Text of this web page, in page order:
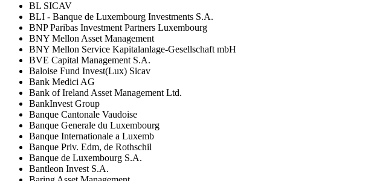
BL SICAV
BLI - Banque de Luxembourg Investments S.A.
BNP Paribas Investment Partners Luxembourg
BNY Mellon Asset Management
BNY Mellon Service Kapitalanlage-Gesellschaft mbH
BVE Capital Management S.A.
Baloise Fund Invest(Lux) Sicav
Bank Medici AG
Bank of Ireland Asset Management Ltd.
BankInvest Group
Banque Cantonale Vaudoise
Banque Generale du Luxembourg
Banque Internationale a Luxemb
Banque Priv. Edm, de Rothschil
Banque de Luxembourg S.A.
Bantleon Invest S.A.